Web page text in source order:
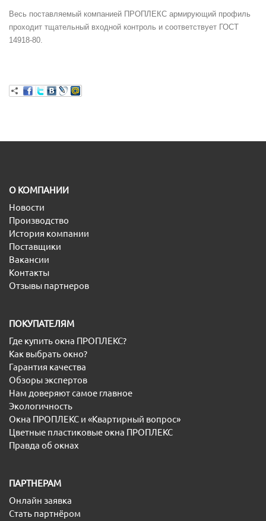
Весь поставляемый компанией ПРОПЛЕКС армирующий профиль
проходит тщательный входной контроль и соответствует ГОСТ
14918-80.
O КОМПАНИИ
Новости
Производство
История компании
Поставщики
Вакансии
Контакты
Отзывы партнеров
ПОКУПАТЕЛЯМ
Где купить окна ПРОПЛЕКС?
Как выбрать окно?
Гарантия качества
Обзоры экспертов
Нам доверяют самое главное
Экологичность
Окна ПРОПЛЕКС и «Квартирный вопрос»
Цветные пластиковые окна ПРОПЛЕКС
Правда об окнах
ПАРТНЕРАМ
Онлайн заявка
Стать партнёром